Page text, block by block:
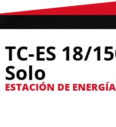
TC-ES 18/
Solo
ESTACIÓN DE